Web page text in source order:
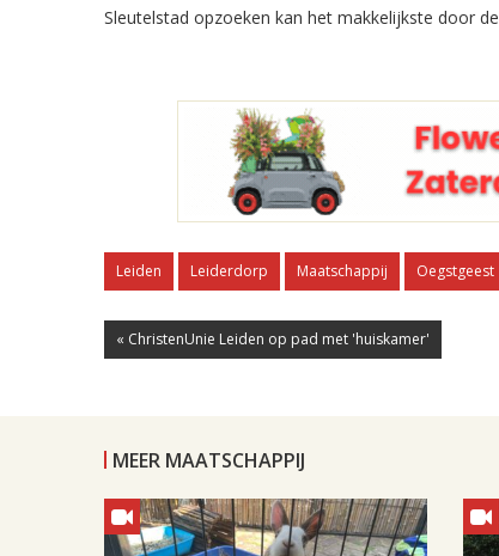
Sleutelstad opzoeken kan het makkelijkste door
Leiden Leiderdorp Maatschappij Oegstgeest
« ChristenUnie Leiden op pad met 'huiskamer'
MEER MAATSCHAPPIJ